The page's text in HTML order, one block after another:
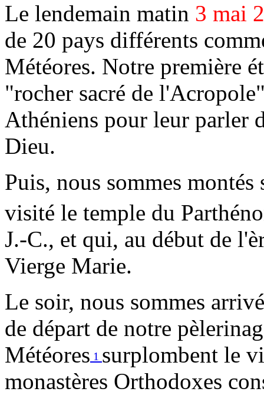
Le lendemain matin 3 mai
de 20 pays différents
Météores. Notre première
"rocher sacré de
Athéniens pour leur parler
Dieu.
Puis, nous sommes
visité le temple du
J.-C., et qui, au début de
Vierge Marie.
Le soir, nous sommes
de départ de notre
Météores 1 surplombent le
monastères Orthodoxes